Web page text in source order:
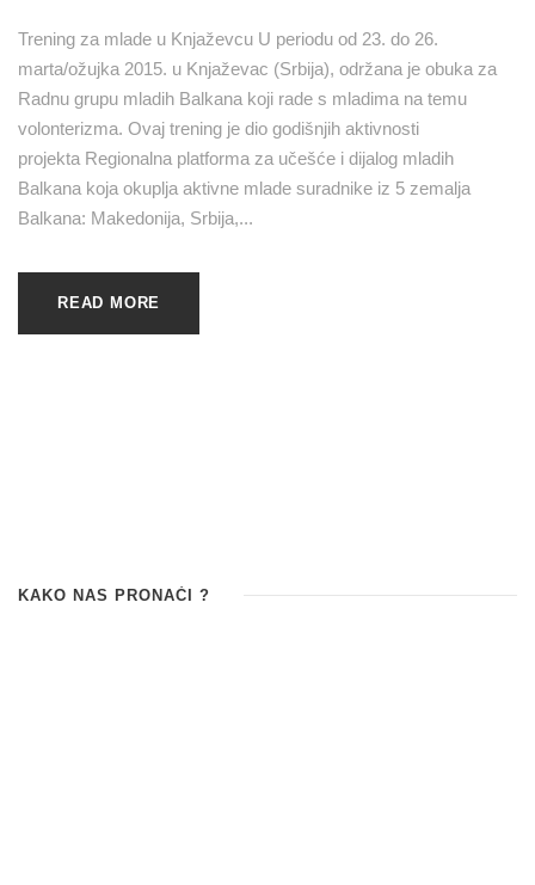
Trening za mlade u Knjaževcu U periodu od 23. do 26.
marta/ožujka 2015. u Knjaževac (Srbija), održana je obuka za
Radnu grupu mladih Balkana koji rade s mladima na temu
volonterizma. Ovaj trening je dio godišnjih aktivnosti
projekta Regionalna platforma za učešće i dijalog mladih
Balkana koja okuplja aktivne mlade suradnike iz 5 zemalja
Balkana: Makedonija, Srbija,...
READ MORE
KAKO NAS PRONAĆI ?